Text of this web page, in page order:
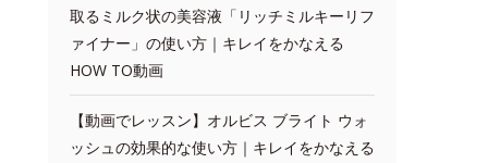
取るミルク状の美容液「リッチミルキーリフ
ァイナー」の使い方｜キレイをかなえる
HOW TO動画
【動画でレッスン】オルビス ブライト ウォ
ッシュの効果的な使い方｜キレイをかなえる